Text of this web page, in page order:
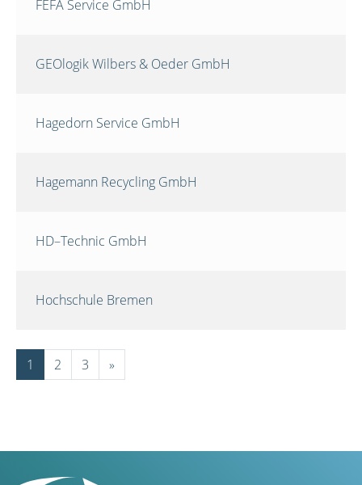
FEFA Service GmbH
GEOlogik Wilbers & Oeder GmbH
Hagedorn Service GmbH
Hagemann Recycling GmbH
HD–Technic GmbH
Hochschule Bremen
1 2 3 »